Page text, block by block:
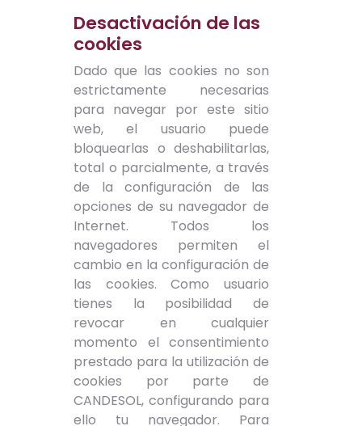
Desactivación de las
cookies
Dado que las cookies no son
estrictamente necesarias
para navegar por este sitio
web, el usuario puede
bloquearlas o deshabilitarlas,
total o parcialmente, a través
de la configuración de las
opciones de su navegador de
Internet. Todos los
navegadores permiten el
cambio en la configuración de
las cookies. Como usuario
tienes la posibilidad de
revocar en cualquier
momento el consentimiento
prestado para la utilización de
cookies por parte de
CANDESOL, configurando para
ello tu navegador. Para